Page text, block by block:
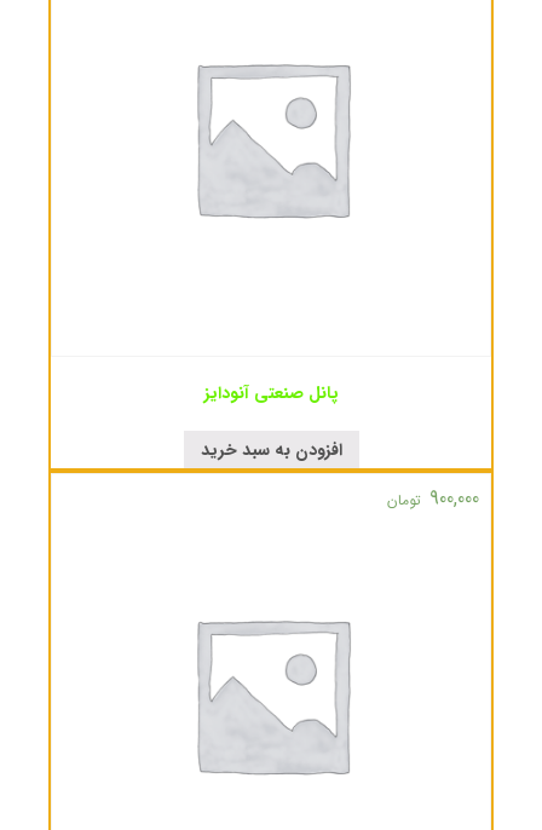
پانل صنعتی آنودایز
افزودن به سبد خرید
900,000 تومان